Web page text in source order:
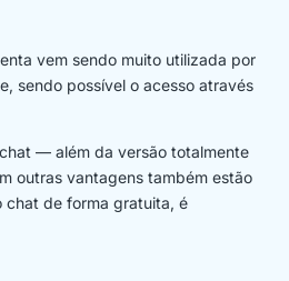
vem sendo muito utilizada por
sendo possível o acesso através
— além da versão totalmente
outras vantagens também estão
chat de forma gratuita, é